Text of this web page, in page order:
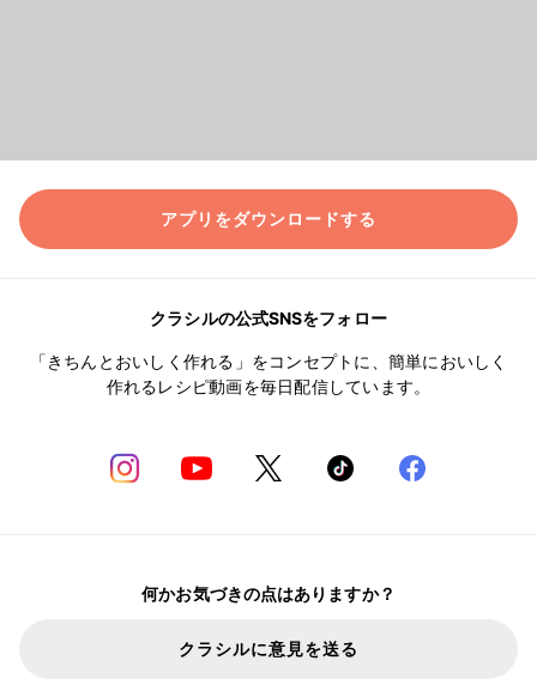
アプリをダウンロードする
クラシルの公式SNSをフォロー
「きちんとおいしく作れる」をコンセプトに、簡単においしく
作れるレシピ動画を毎日配信しています。
何かお気づきの点はありますか？
クラシルに意見を送る